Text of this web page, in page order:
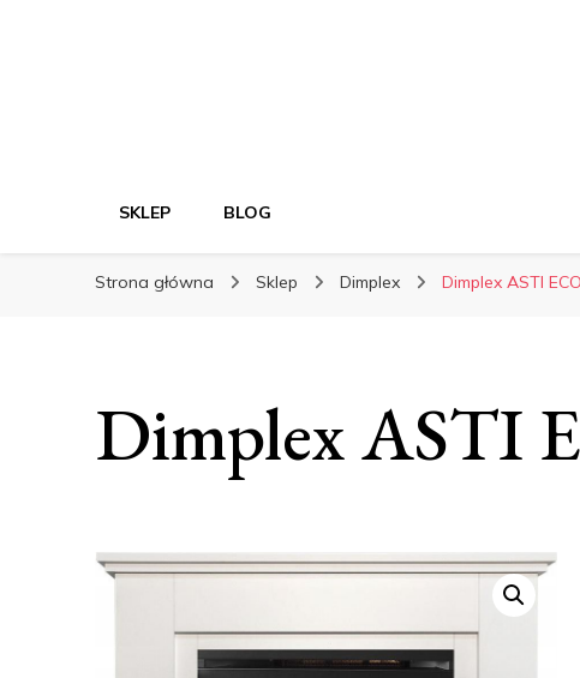
SKLEP BLOG
Strona główna Sklep Dimplex Dimplex ASTI
Dimplex ASTI